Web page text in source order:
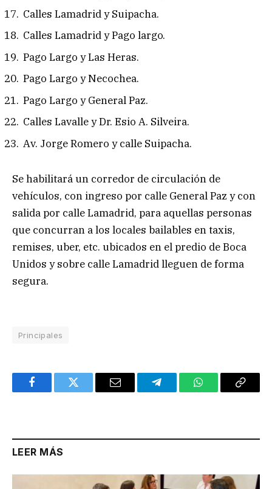
Calles Lamadrid y Suipacha.
Calles Lamadrid y Pago largo.
Pago Largo y Las Heras.
Pago Largo y Necochea.
Pago Largo y General Paz.
Calles Lavalle y Dr. Esio A. Silveira.
Av. Jorge Romero y calle Suipacha.
Se habilitará un corredor de circulación de
vehículos, con ingreso por calle General Paz y con
salida por calle Lamadrid, para aquellas personas
que concurran a los locales bailables en taxis,
remises, uber, etc. ubicados en el predio de Boca
Unidos y sobre calle Lamadrid lleguen de forma
segura.
Principales
FacebookTwitter Email TelegramWhatsAppCopy
LEER MÁS